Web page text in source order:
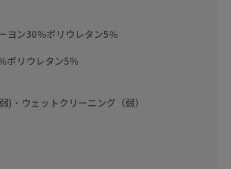
ヨン30％ポリウレタン5％
ポリウレタン5％
)・ウェットクリーニング（弱）